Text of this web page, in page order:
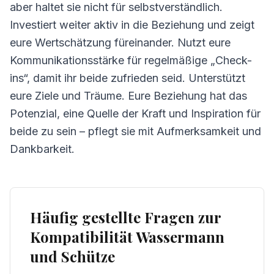
aber haltet sie nicht für selbstverständlich.
Investiert weiter aktiv in die Beziehung und zeigt
eure Wertschätzung füreinander. Nutzt eure
Kommunikationsstärke für regelmäßige „Check-
ins“, damit ihr beide zufrieden seid. Unterstützt
eure Ziele und Träume. Eure Beziehung hat das
Potenzial, eine Quelle der Kraft und Inspiration für
beide zu sein – pflegt sie mit Aufmerksamkeit und
Dankbarkeit.
Häufig gestellte Fragen zur
Kompatibilität Wassermann
und Schütze